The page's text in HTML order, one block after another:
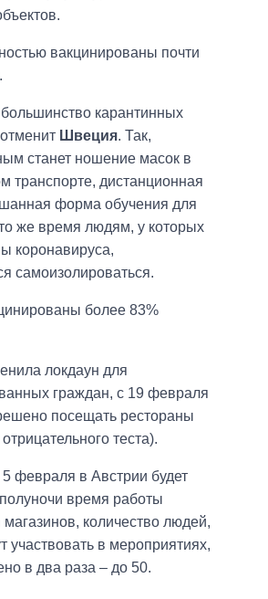
вакцинированы почти
карантинных
Швеция. Так,
станет ношение масок в
транспорте, дистанционная
форма обучения для
же время людям, у которых
коронавируса,
самоизолироваться.
более 83%
локдаун для
граждан, с 19 февраля
посещать рестораны
теста).
5 февраля в Австрии будет
время работы
магазинов, количество людей,
участвовать в мероприятиях,
в два раза – до 50.